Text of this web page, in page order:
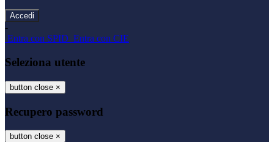
-
Entra con SPID Entra con CIE
Seleziona utente
button close ×
Recupero password
button close ×